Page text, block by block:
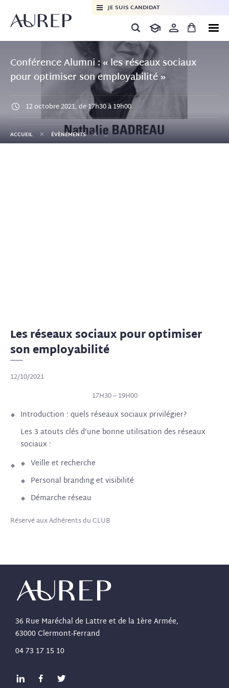
JE SUIS CANDIDAT
Conférence Alumni : « les réseaux sociaux
pour optimiser son employabilité »
12 octobre 2021, de 17h30 à 19h00
ACCUEIL+ÉVÈNEMENTS+
Les réseaux sociaux pour optimiser
son employabilité
12/10/2021
17H30 – 19H00
Introduction : quels réseaux sociaux privilégier?
Les 3 atouts clés d’une bonne utilisation des réseaux
sociaux :
Veille et recherche
Personal branding et visibilité
Démarche réseau
Réservé aux Adhérents du CLUB
36 Rue Maréchal de Lattre et de la 1ère Armée,
63000 Clermont-Ferrand
04 73 17 15 10